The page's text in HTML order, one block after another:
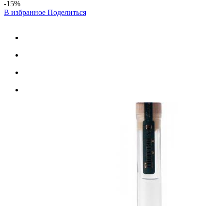
-15%
В избранное Поделиться